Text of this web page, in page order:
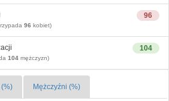
96
96 kobiet)
104
104 mężczyzn)
(%) Mężczyźni (%)